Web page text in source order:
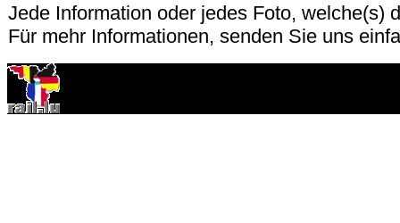
Jede Information oder jedes Foto, welche(s)
Für mehr Informationen, senden Sie uns